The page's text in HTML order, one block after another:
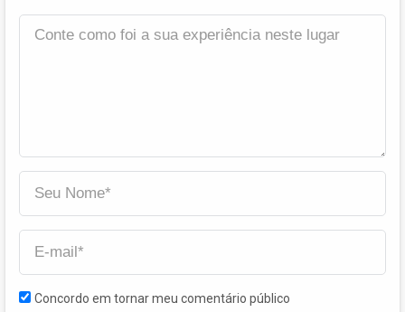
Concordo em tornar meu comentário público